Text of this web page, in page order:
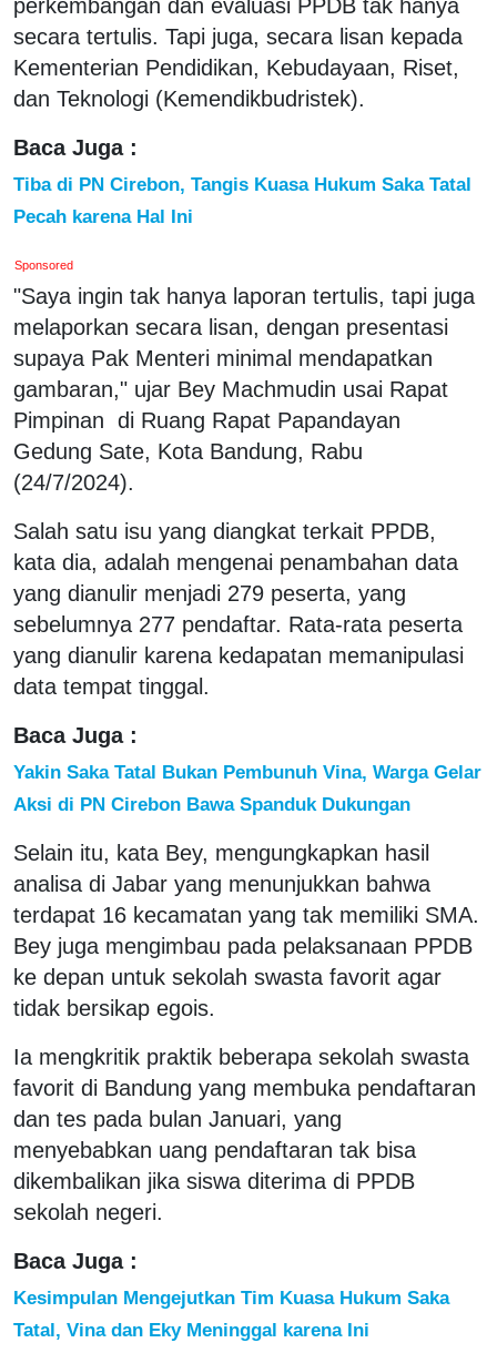
perkembangan dan evaluasi PPDB tak hanya
secara tertulis. Tapi juga, secara lisan kepada
Kementerian Pendidikan, Kebudayaan, Riset,
dan Teknologi (Kemendikbudristek).
Baca Juga :
Tiba di PN Cirebon, Tangis Kuasa Hukum Saka Tatal
Pecah karena Hal Ini
Sponsored
"Saya ingin tak hanya laporan tertulis, tapi juga
melaporkan secara lisan, dengan presentasi
supaya Pak Menteri minimal mendapatkan
gambaran," ujar Bey Machmudin usai Rapat
Pimpinan di Ruang Rapat Papandayan
Gedung Sate, Kota Bandung, Rabu
(24/7/2024).
Salah satu isu yang diangkat terkait PPDB,
kata dia, adalah mengenai penambahan data
yang dianulir menjadi 279 peserta, yang
sebelumnya 277 pendaftar. Rata-rata peserta
yang dianulir karena kedapatan memanipulasi
data tempat tinggal.
Baca Juga :
Yakin Saka Tatal Bukan Pembunuh Vina, Warga Gelar
Aksi di PN Cirebon Bawa Spanduk Dukungan
Selain itu, kata Bey, mengungkapkan hasil
analisa di Jabar yang menunjukkan bahwa
terdapat 16 kecamatan yang tak memiliki SMA.
Bey juga mengimbau pada pelaksanaan PPDB
ke depan untuk sekolah swasta favorit agar
tidak bersikap egois.
Ia mengkritik praktik beberapa sekolah swasta
favorit di Bandung yang membuka pendaftaran
dan tes pada bulan Januari, yang
menyebabkan uang pendaftaran tak bisa
dikembalikan jika siswa diterima di PPDB
sekolah negeri.
Baca Juga :
Kesimpulan Mengejutkan Tim Kuasa Hukum Saka
Tatal, Vina dan Eky Meninggal karena Ini